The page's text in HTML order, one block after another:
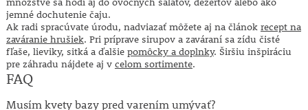
jemné dochutenie čaju.
Ak radi spracúvate úrodu, nadviazať môžete aj na článok recept na
zaváranie hrušiek. Pri príprave sirupov a zaváraní sa zídu čisté
fľaše, lieviky, sitká a ďalšie pomôcky a doplnky. Širšiu inšpiráciu
pre záhradu nájdete aj v celom sortimente.
FAQ
Musím kvety bazy pred varením umývať?